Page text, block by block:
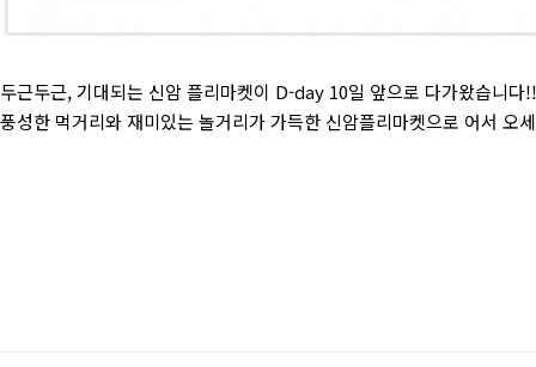
두근두근, 기대되는 신암 플리마켓이 D-day 10일 앞으로 다가왔습니다!!
풍성한 먹거리와 재미있는 놀거리가 가득한 신암플리마켓으로 어서 오